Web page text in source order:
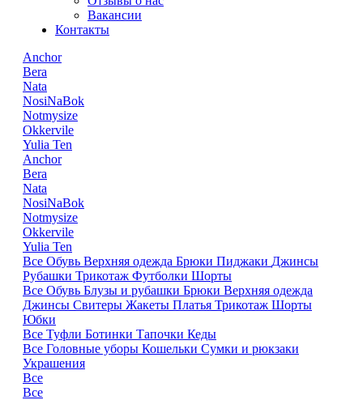
Вакансии
Контакты
Anchor
Bera
Nata
NosiNaBok
Notmysize
Okkervile
Yulia Ten
Anchor
Bera
Nata
NosiNaBok
Notmysize
Okkervile
Yulia Ten
Все Обувь Верхняя одежда Брюки Пиджаки Джинсы
Рубашки Трикотаж Футболки Шорты
Все Обувь Блузы и рубашки Брюки Верхняя одежда
Джинсы Свитеры Жакеты Платья Трикотаж Шорты
Юбки
Все Туфли Ботинки Тапочки Кеды
Все Головные уборы Кошельки Сумки и рюкзаки
Украшения
Все
Все